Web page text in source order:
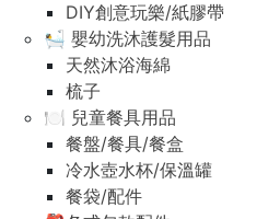
DIY創意玩樂/紙膠帶
🛀 嬰幼洗沐護髮用品
天然沐浴海綿
梳子
🍽️ 兒童餐具用品
餐盤/餐具/餐盒
冷水壺水杯/保溫罐
餐袋/配件